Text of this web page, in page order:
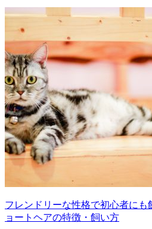
フレンドリーな性格で初心者に
ョートヘアの特徴・飼い方